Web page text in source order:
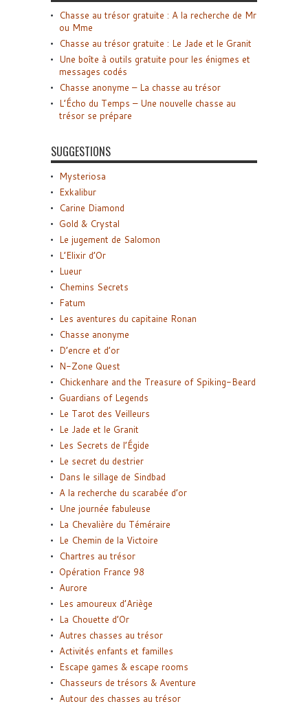
Chasse au trésor gratuite : A la recherche de Mr
ou Mme
Chasse au trésor gratuite : Le Jade et le Granit
Une boîte à outils gratuite pour les énigmes et
messages codés
Chasse anonyme – La chasse au trésor
L’Écho du Temps – Une nouvelle chasse au
trésor se prépare
SUGGESTIONS
Mysteriosa
Exkalibur
Carine Diamond
Gold & Crystal
Le jugement de Salomon
L’Elixir d’Or
Lueur
Chemins Secrets
Fatum
Les aventures du capitaine Ronan
Chasse anonyme
D’encre et d’or
N-Zone Quest
Chickenhare and the Treasure of Spiking-Beard
Guardians of Legends
Le Tarot des Veilleurs
Le Jade et le Granit
Les Secrets de l’Égide
Le secret du destrier
Dans le sillage de Sindbad
A la recherche du scarabée d’or
Une journée fabuleuse
La Chevalière du Téméraire
Le Chemin de la Victoire
Chartres au trésor
Opération France 98
Aurore
Les amoureux d’Ariège
La Chouette d’Or
Autres chasses au trésor
Activités enfants et familles
Escape games & escape rooms
Chasseurs de trésors & Aventure
Autour des chasses au trésor